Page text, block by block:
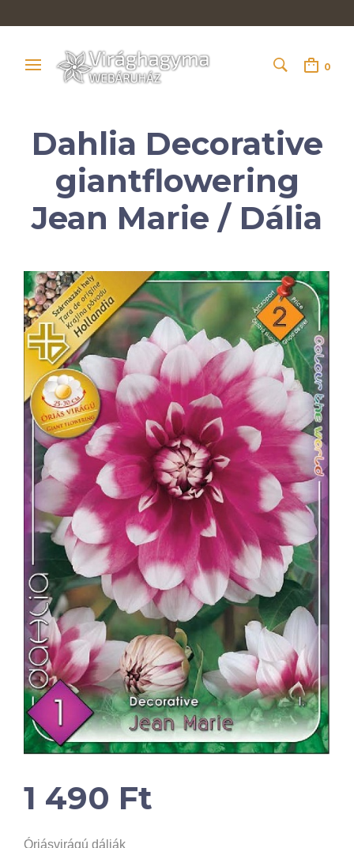
0
Dahlia Decorative
giantflowering
Jean Marie / Dália
1 490 Ft
Óriásvirágú dáliák